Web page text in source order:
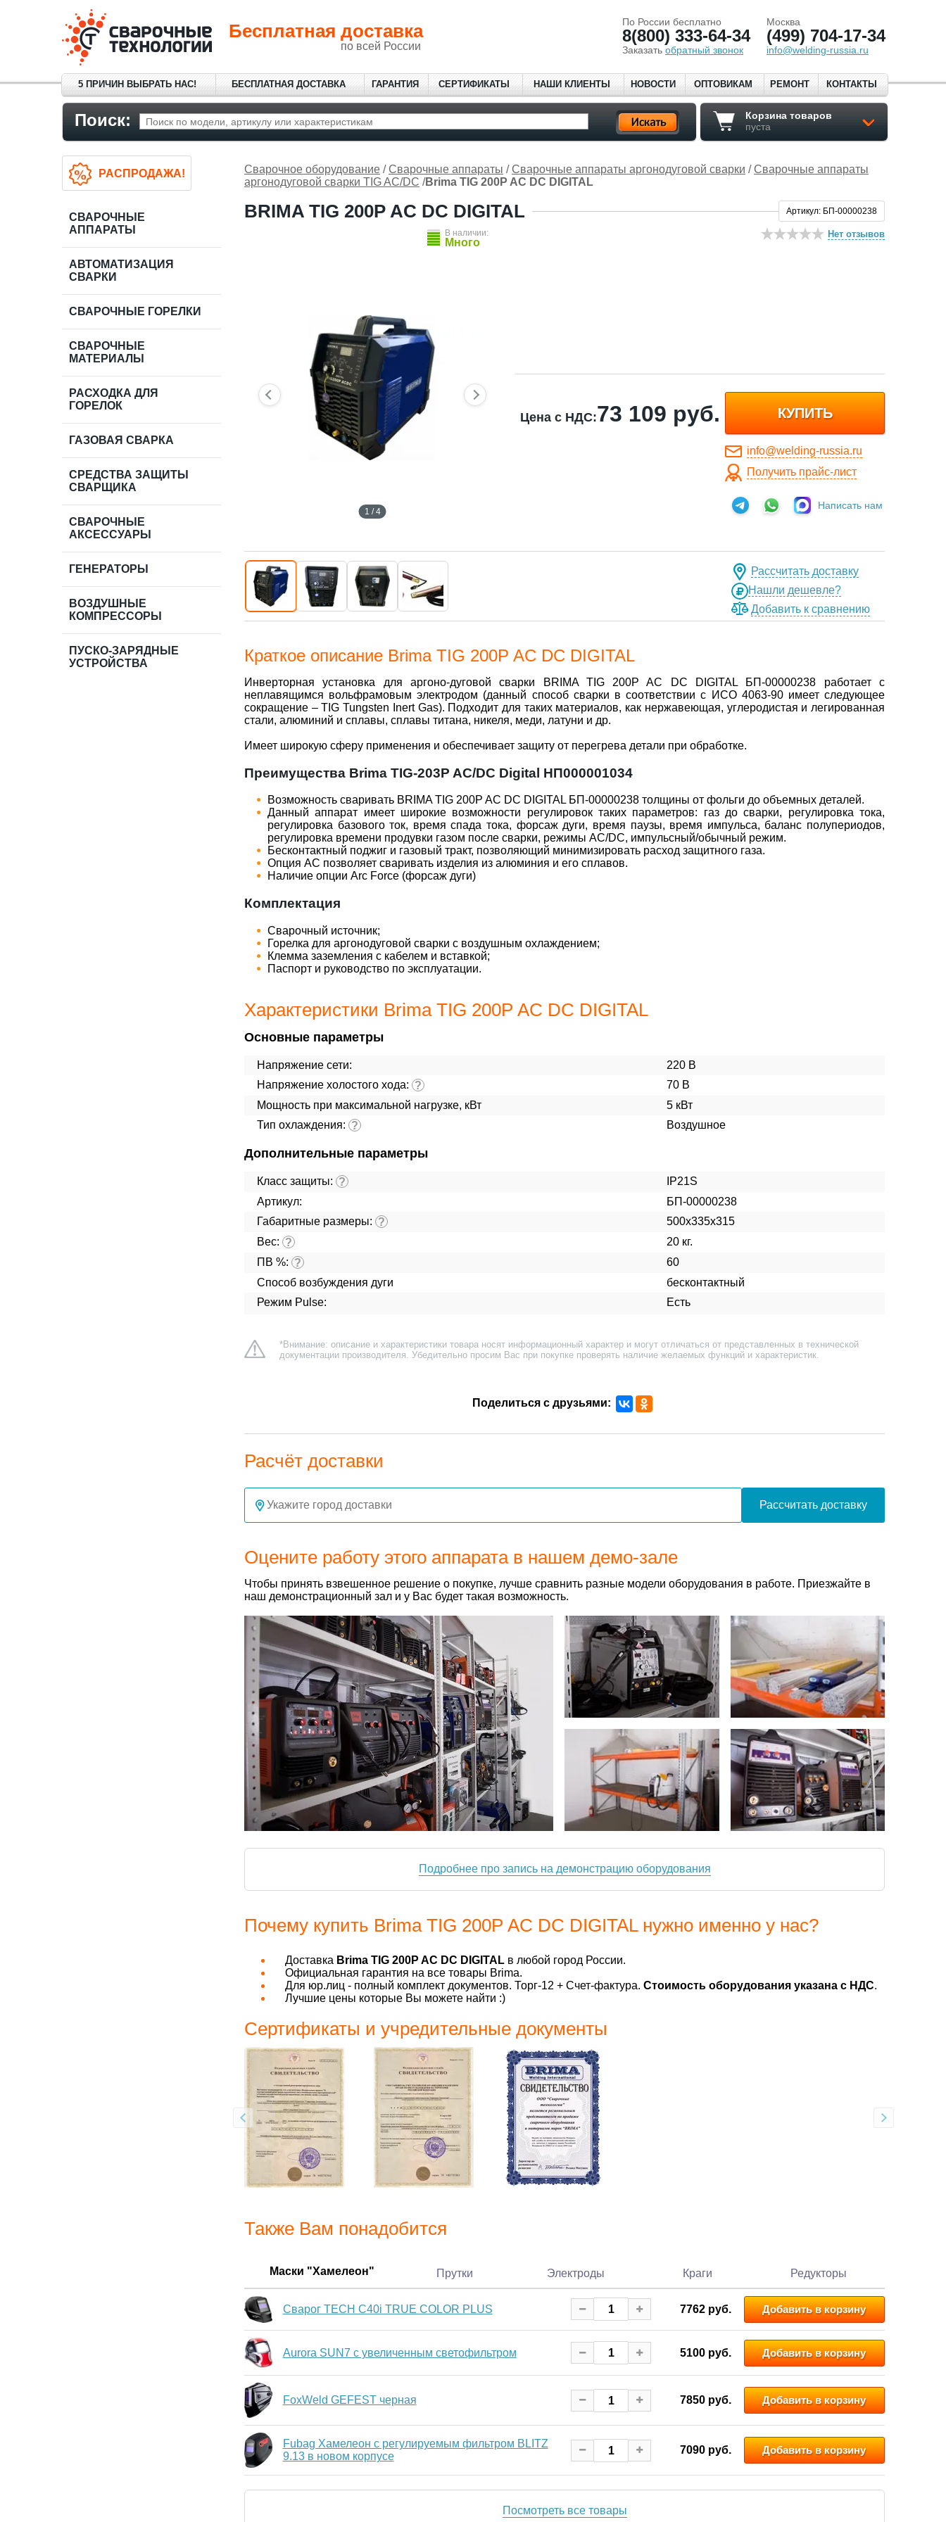
Бесплатная доставка
по всей России
По России бесплатно
8(800) 333-64-34
Заказать обратный звонок
Москва
(499) 704-17-34
info@welding-russia.ru
5 ПРИЧИН ВЫБРАТЬ НАС! БЕСПЛАТНАЯ ДОСТАВКА ГАРАНТИЯ СЕРТИФИКАТЫ НАШИ КЛИЕНТЫ НОВОСТИ ОПТОВИКАМ РЕМОНТ КОНТАКТЫ
Поиск:
Корзина товаров
пуста
Сварочное оборудование / Сварочные аппараты / Сварочные аппараты аргонодуговой сварки / Сварочные аппараты
аргонодуговой сварки TIG AC/DC /Brima TIG 200P AC DC DIGITAL
BRIMA TIG 200P AC DC DIGITAL
Нет отзывов
Артикул: БП-00000238
В наличии:
Много
1 / 4
Цена с НДС:73 109 руб. КУПИТЬ
info@welding-russia.ru
Получить прайс-лист
Написать нам
Рассчитать доставку
Нашли дешевле?
Добавить к сравнению
Краткое описание Brima TIG 200P AC DC DIGITAL
Инверторная установка для аргоно-дуговой сварки BRIMA TIG 200P AC DC DIGITAL БП-00000238 работает с
неплавящимся вольфрамовым электродом (данный способ сварки в соответствии с ИСО 4063-90 имеет следующее
сокращение – TIG Tungsten Inert Gas). Подходит для таких материалов, как нержавеющая, углеродистая и легированная
стали, алюминий и сплавы, сплавы титана, никеля, меди, латуни и др.
Имеет широкую сферу применения и обеспечивает защиту от перегрева детали при обработке.
Преимущества Brima TIG-203P AC/DC Digital НП000001034
Возможность сваривать BRIMA TIG 200P AC DC DIGITAL БП-00000238 толщины от фольги до объемных деталей.
Данный аппарат имеет широкие возможности регулировок таких параметров: газ до сварки, регулировка тока,
регулировка базового ток, время спада тока, форсаж дуги, время паузы, время импульса, баланс полупериодов,
регулировка времени продувки газом после сварки, режимы AC/DC, импульсный/обычный режим.
Бесконтактный поджиг и газовый тракт, позволяющий минимизировать расход защитного газа.
Опция AC позволяет сваривать изделия из алюминия и его сплавов.
Наличие опции Arc Force (форсаж дуги)
Комплектация
Сварочный источник;
Горелка для аргонодуговой сварки с воздушным охлаждением;
Клемма заземления с кабелем и вставкой;
Паспорт и руководство по эксплуатации.
Характеристики Brima TIG 200P AC DC DIGITAL
Основные параметры
Напряжение сети:
220 В
Напряжение холостого хода: ?
70 В
Мощность при максимальной нагрузке, кВт
5 кВт
Тип охлаждения: ? Воздушное
Дополнительные параметры
Класс защиты: ?
IP21S
Артикул:
БП-00000238
Габаритные размеры: ?
500х335х315
Вес: ?
20 кг.
ПВ %: ?
60
Способ возбуждения дуги
бесконтактный
Режим Pulse:
Есть
*Внимание: описание и характеристики товара носят информационный характер и могут отличаться от представленных в технической
документации производителя. Убедительно просим Вас при покупке проверять наличие желаемых функций и характеристик.
Поделиться с друзьями:
Расчёт доставки
Рассчитать доставку
Оцените работу этого аппарата в нашем демо-зале
Чтобы принять взвешенное решение о покупке, лучше сравнить разные модели оборудования в работе. Приезжайте в
наш демонстрационный зал и у Вас будет такая возможность.
Подробнее про запись на демонстрацию оборудования
Почему купить Brima TIG 200P AC DC DIGITAL нужно именно у нас?
Доставка Brima TIG 200P AC DC DIGITAL в любой город России.
Официальная гарантия на все товары Brima.
Для юр.лиц - полный комплект документов. Торг-12 + Счет-фактура. Стоимость оборудования указана с НДС.
Лучшие цены которые Вы можете найти :)
Сертификаты и учредительные документы
Также Вам понадобится
Маски "Хамелеон" Прутки Электроды Краги Редукторы
Сварог TECH C40i TRUE COLOR PLUS 7762 руб. Добавить в корзину
Aurora SUN7 c увеличенным светофильтром 5100 руб. Добавить в корзину
FoxWeld GEFEST черная 7850 руб. Добавить в корзину
Fubag Хамелеон с регулируемым фильтром BLITZ
9.13 в новом корпусе
7090 руб. Добавить в корзину
Посмотреть все товары
РАСПРОДАЖА!
СВАРОЧНЫЕ
АППАРАТЫ
АВТОМАТИЗАЦИЯ
СВАРКИ
СВАРОЧНЫЕ ГОРЕЛКИ
СВАРОЧНЫЕ
МАТЕРИАЛЫ
РАСХОДКА ДЛЯ
ГОРЕЛОК
ГАЗОВАЯ СВАРКА
СРЕДСТВА ЗАЩИТЫ
СВАРЩИКА
СВАРОЧНЫЕ
АКСЕССУАРЫ
ГЕНЕРАТОРЫ
ВОЗДУШНЫЕ
КОМПРЕССОРЫ
ПУСКО-ЗАРЯДНЫЕ
УСТРОЙСТВА